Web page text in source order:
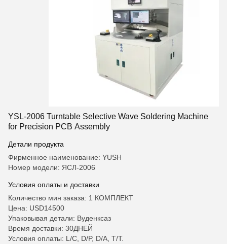
YSL-2006 Turntable Selective Wave Soldering Machine
for Precision PCB Assembly
Детали продукта
Фирменное наименование: YUSH
Номер модели: ЯСЛ-2006
Условия оплаты и доставки
Количество мин заказа: 1 КОМПЛЕКТ
Цена: USD14500
Упаковывая детали: Вуденксаз
Время доставки: 30ДНЕЙ
Условия оплаты: L/C, D/P, D/A, T/T.